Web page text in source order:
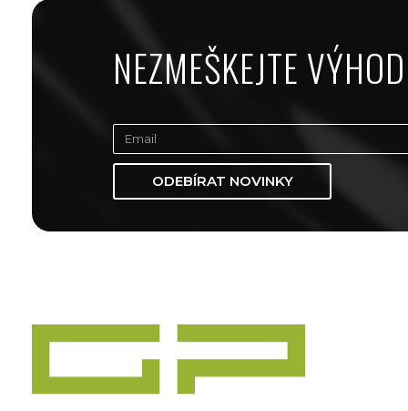
NEZMEŠKEJTE
ODEBÍRAT NOVINKY